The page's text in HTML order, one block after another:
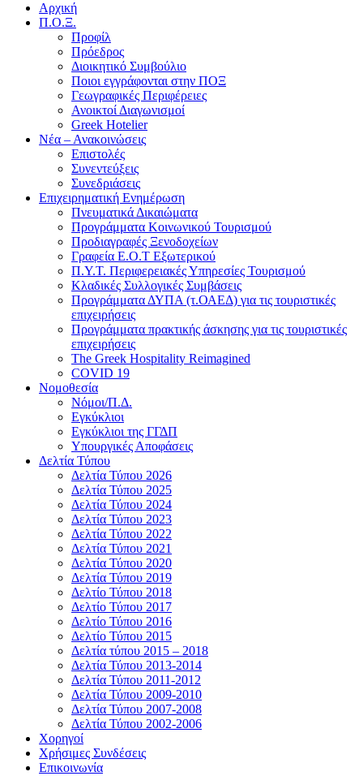
Αρχική
Π.Ο.Ξ.
Προφίλ
Πρόεδρος
Διοικητικό Συμβούλιο
Ποιοι εγγράφονται στην ΠΟΞ
Γεωγραφικές Περιφέρειες
Ανοικτοί Διαγωνισμoί
Greek Hotelier
Νέα – Ανακοινώσεις
Επιστολές
Συνεντεύξεις
Συνεδριάσεις
Επιχειρηματική Ενημέρωση
Πνευματικά Δικαιώματα
Προγράμματα Κοινωνικού Τουρισμού
Προδιαγραφές Ξενοδοχείων
Γραφεία Ε.Ο.Τ Εξωτερικού
Π.Υ.Τ. Περιφερειακές Υπηρεσίες Τουρισμού
Κλαδικές Συλλογικές Συμβάσεις
Προγράμματα ΔΥΠΑ (τ.ΟΑΕΔ) για τις τουριστικές
επιχειρήσεις
Προγράμματα πρακτικής άσκησης για τις τουριστικές
επιχειρήσεις
The Greek Hospitality Reimagined
COVID 19
Νομοθεσία
Νόμοι/Π.Δ.
Εγκύκλιοι
Εγκύκλιοι της ΓΓΔΠ
Υπουργικές Αποφάσεις
Δελτία Τύπου
Δελτία Τύπου 2026
Δελτία Τύπου 2025
Δελτία Τύπου 2024
Δελτία Τύπου 2023
Δελτία Τύπου 2022
Δελτία Τύπου 2021
Δελτία Τύπου 2020
Δελτία Τύπου 2019
Δελτίο Τύπου 2018
Δελτίο Τύπου 2017
Δελτίο Τύπου 2016
Δελτίο Τύπου 2015
Δελτία τύπου 2015 – 2018
Δελτία Τύπου 2013-2014
Δελτία Τύπου 2011-2012
Δελτία Τύπου 2009-2010
Δελτία Τύπου 2007-2008
Δελτία Τύπου 2002-2006
Χορηγοί
Χρήσιμες Συνδέσεις
Επικοινωνία